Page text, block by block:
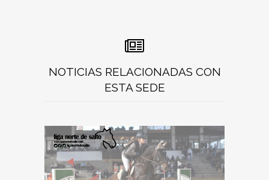
NOTICIAS RELACIONADAS CON
ESTA SEDE